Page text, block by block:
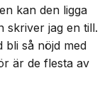
kan den ligga
skriver jag en till.
bli så nöjd med
är de flesta av